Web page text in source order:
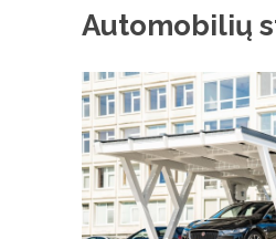
Automobilių